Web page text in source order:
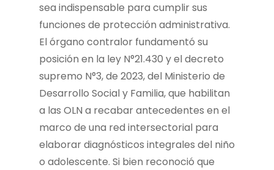
sea indispensable para cumplir sus
funciones de protección administrativa.
El órgano contralor fundamentó su
posición en la ley N°21.430 y el decreto
supremo N°3, de 2023, del Ministerio de
Desarrollo Social y Familia, que habilitan
a las OLN a recabar antecedentes en el
marco de una red intersectorial para
elaborar diagnósticos integrales del niño
o adolescente. Si bien reconoció que